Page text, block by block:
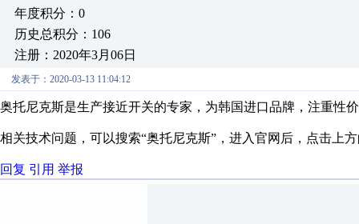
年度积分：0
历史总积分：106
注册：2020年3月06日
发表于：2020-03-13 11:04:12
奥托尼克斯是生产接近开关的专家，为韩国进口品牌，注重性
相关技术问题，可以搜索“奥托尼克斯”，进入官网后，点击上
回复 引用 举报